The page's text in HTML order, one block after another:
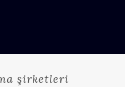
şirketleri